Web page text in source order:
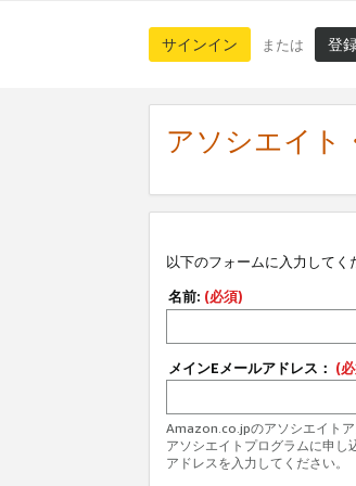
サインイン または 登
アソシエイト
以下のフォームに入力してく
名前: (必須)
メインEメールアドレス： (
Amazon.co.jpのアソシエイトア
アソシエイトプログラムに申し
アドレスを入力してください。